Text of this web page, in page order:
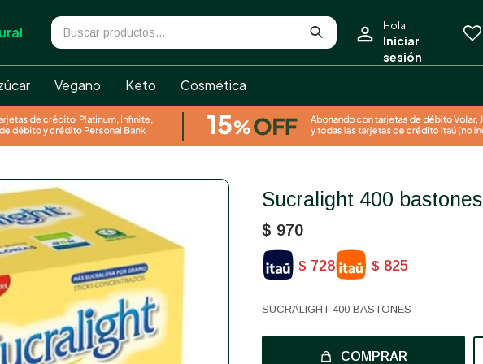
Vegano Keto Cosmética
Sucralight 400 bastones
$ 970
$ 728 $ 825
SUCRALIGHT 400 BASTONES
COMPRAR